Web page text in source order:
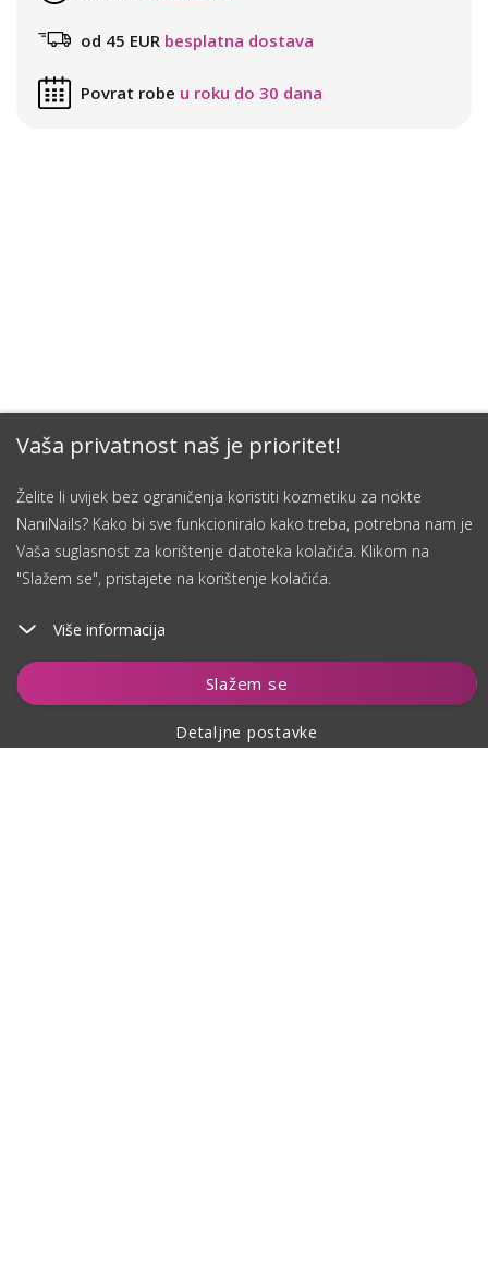
Vaša privatnost naš je prioritet!
Želite li uvijek bez ograničenja koristiti kozmetiku za nokte
NaniNails? Kako bi sve funkcioniralo kako treba, potrebna nam je
Vaša suglasnost za korištenje datoteka kolačića. Klikom na
"Slažem se", pristajete na korištenje kolačića.
Više informacija
Slažem se
Detaljne postavke
Dodaj u košaricu
od 45 EUR besplatna dostava
Povrat robe u roku do 30 dana